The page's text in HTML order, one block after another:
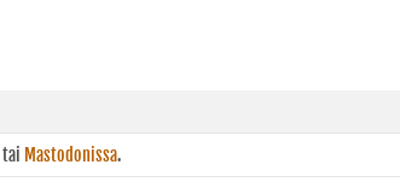
tai Mastodonissa.